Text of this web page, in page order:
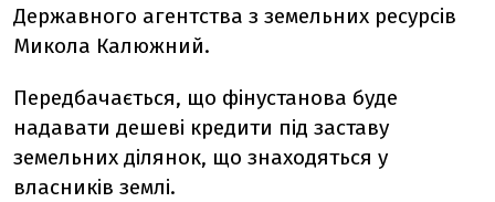
Державного агентства з земельних ресурсів
Микола Калюжний.
Передбачається, що фінустанова буде
надавати дешеві кредити під заставу
земельних ділянок, що знаходяться у
власників землі.